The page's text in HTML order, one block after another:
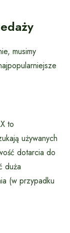
musimy
to
używanych
dotarcia do
duża
(w przypadku